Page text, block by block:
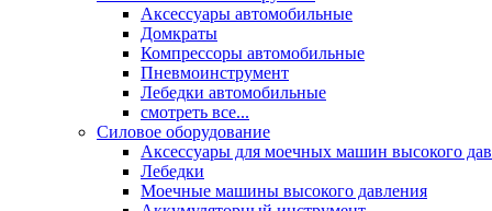
Аксессуары автомобильные
Домкраты
Компрессоры автомобильные
Пневмоинструмент
Лебедки автомобильные
смотреть все...
Силовое оборудование
Аксессуары для моечных машин высокого
Лебедки
Моечные машины высокого давления